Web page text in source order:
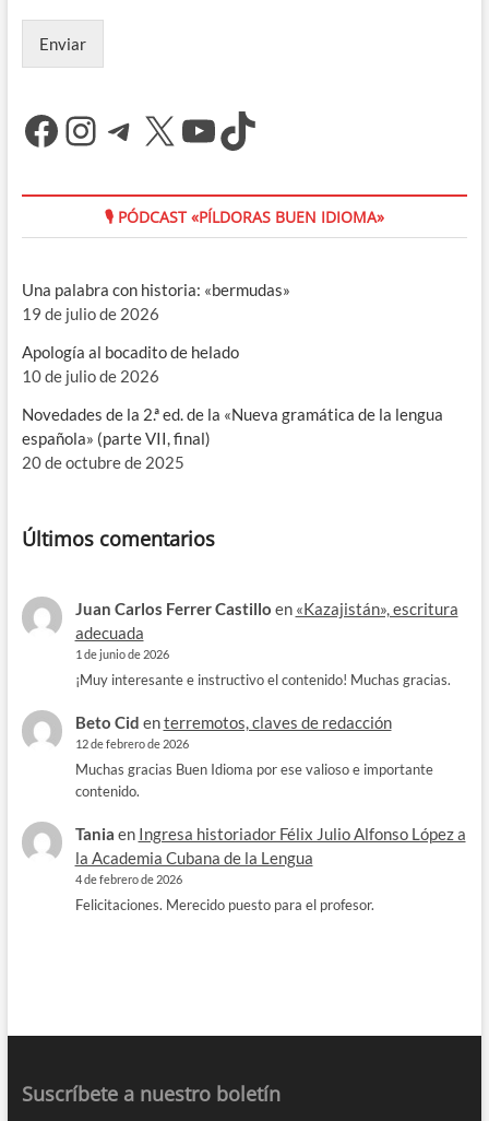
Enviar
Facebook
Instagram
Telegram
X YouTube
TikTok
🎙 PÓDCAST «PÍLDORAS BUEN IDIOMA»
Una palabra con historia: «bermudas»
19 de julio de 2026
Apología al bocadito de helado
10 de julio de 2026
Novedades de la 2.ª ed. de la «Nueva gramática de la lengua
española» (parte VII, final)
20 de octubre de 2025
Últimos comentarios
Juan Carlos Ferrer Castillo en «Kazajistán», escritura
adecuada
1 de junio de 2026
¡Muy interesante e instructivo el contenido! Muchas gracias.
Beto Cid enterremotos, claves de redacción
12 de febrero de 2026
Muchas gracias Buen Idioma por ese valioso e importante
contenido.
Tania en Ingresa historiador Félix Julio Alfonso López a
la Academia Cubana de la Lengua
4 de febrero de 2026
Felicitaciones. Merecido puesto para el profesor.
Suscríbete a nuestro boletín